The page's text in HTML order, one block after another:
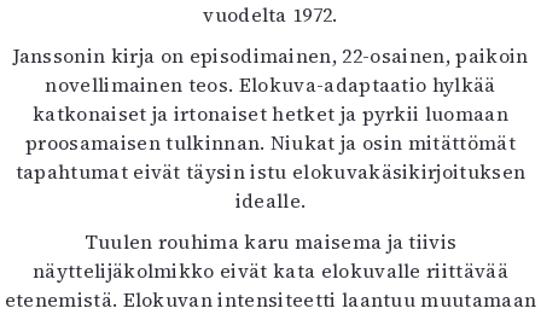
vuodelta 1972.
Janssonin kirja on episodimainen, 22-osainen, paikoin
novellimainen teos. Elokuva-adaptaatio hylkää
katkonaiset ja irtonaiset hetket ja pyrkii luomaan
proosamaisen tulkinnan. Niukat ja osin mitättömät
tapahtumat eivät täysin istu elokuvakäsikirjoituksen
idealle.
Tuulen rouhima karu maisema ja tiivis
näyttelijäkolmikko eivät kata elokuvalle riittävää
etenemistä. Elokuvan intensiteetti laantuu muutamaan